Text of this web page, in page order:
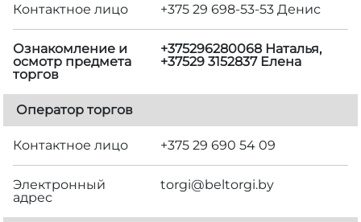
Контактное лицо +375 29 698-53-53 Денис
Ознакомление и
осмотр предмета
торгов
+375296280068 Наталья,
+37529 3152837 Елена
Оператор торгов
Контактное лицо +375 29 690 54 09
Электронный
адрес
torgi@beltorgi.by